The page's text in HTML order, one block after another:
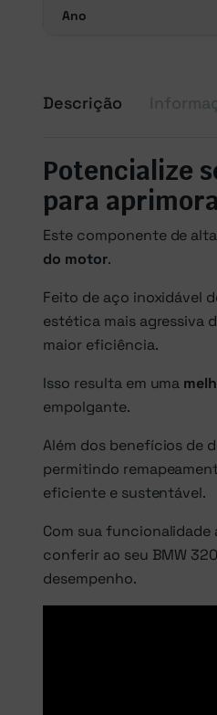
Ano
Descrição
Potencialize
para
Este componente de
do motor.
Feito de aço inoxidável
estética mais agressiva
maior eficiência.
Isso resulta em uma
empolgante.
Além dos benefícios de
permitindo
eficiente e sustentável.
Com sua funcionalidade
conferir ao seu BMW
desempenho.